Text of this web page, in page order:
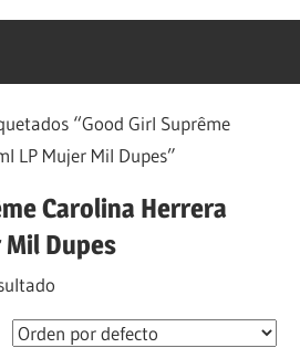
“Good Girl Suprême
LP Mujer Mil Dupes”
Carolina Herrera
Dupes